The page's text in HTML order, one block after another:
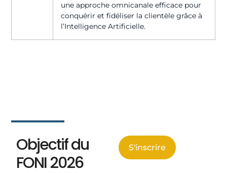
une approche omnicanale efficace pour
conquérir et fidéliser la clientèle grâce à
l’Intelligence Artificielle.
Objectif du
FONI 2026
S'inscrire